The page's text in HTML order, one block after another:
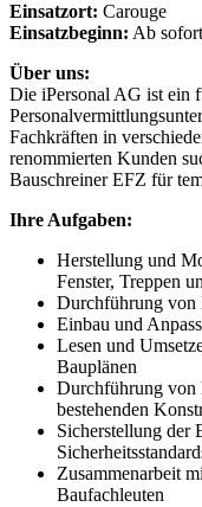
Einsatzort: Carouge
Einsatzbeginn: Ab
Über uns:
Die iPersonal AG ist ein
Fachkräften in
renommierten Kunden
Bauschreiner EFZ für
Ihre Aufgaben:
Herstellung und
Fenster, Treppen
Durchführung von
Einbau und
Lesen und
Bauplänen
Durchführung von
bestehenden
Sicherstellung der
Zusammenarbeit
Baufachleuten